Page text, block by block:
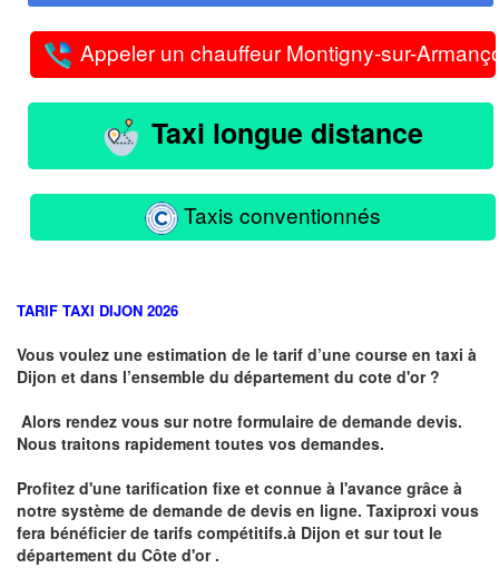
Appeler un chauffeur Montigny-sur-
Taxi longue distance
Taxis conventionnés
TARIF TAXI DIJON 2026
Vous voulez une estimation de le tarif d’une course en taxi à
Dijon et dans l’ensemble du département du cote d'or ?
Alors rendez vous sur notre formulaire de demande devis.
Nous traitons rapidement toutes vos demandes.
Profitez d'une tarification fixe et connue à l'avance grâce à
notre système de demande de devis en ligne. Taxiproxi vous
fera bénéficier de tarifs compétitifs.à Dijon et sur tout le
département du Côte d'or .